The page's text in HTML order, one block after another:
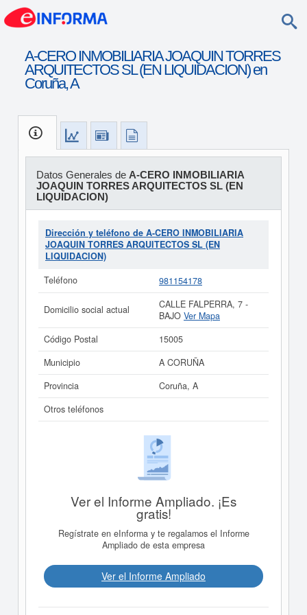
A-CERO INMOBILIARIA JOAQUIN TORRES
ARQUITECTOS SL (EN LIQUIDACION) en
Coruña, A
Datos Generales de A-CERO INMOBILIARIA
JOAQUIN TORRES ARQUITECTOS SL (EN
LIQUIDACION)
Dirección y teléfono de A-CERO INMOBILIARIA
JOAQUIN TORRES ARQUITECTOS SL (EN
LIQUIDACION)
Teléfono
981154178
Domicilio social actual
CALLE FALPERRA, 7 -
BAJO Ver Mapa
Código Postal
15005
Municipio
A CORUÑA
Provincia
Coruña, A
Otros teléfonos
Ver el Informe Ampliado. ¡Es
gratis!
Regístrate en eInforma y te regalamos el Informe
Ampliado de esta empresa
Ver el Informe Ampliado